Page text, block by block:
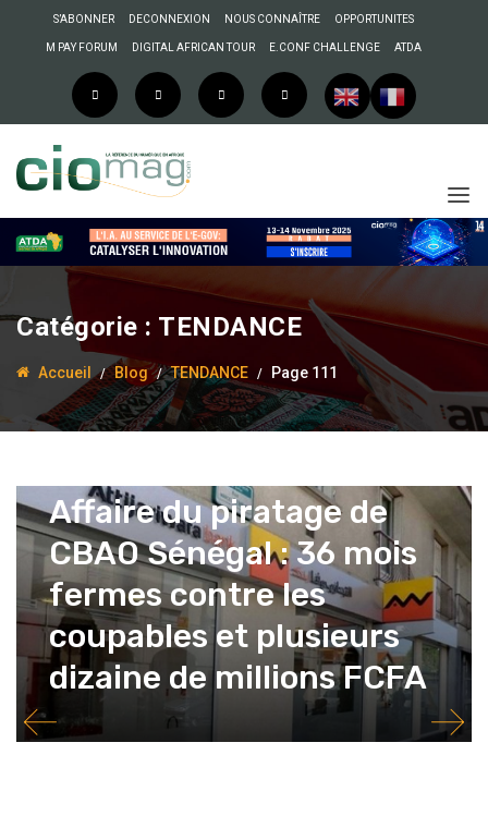
S’ABONNER DECONNEXION NOUS CONNAÎTRE OPPORTUNITES
M PAY FORUM DIGITAL AFRICAN TOUR E.CONF CHALLENGE ATDA
Catégorie : TENDANCE
Accueil Blog TENDANCE Page 111
... 101 102 103 104 105 106 107 108
Affaire du piratage de
CBAO Sénégal : 36 mois
fermes contre les
coupables et plusieurs
dizaine de millions FCFA